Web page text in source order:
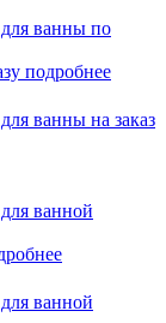
подробнее